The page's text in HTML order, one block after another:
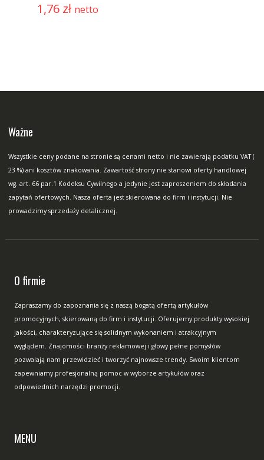
1,76 zł netto
Ważne
Wszystkie ceny podane na stronie są cenami netto i nie zawierają podatku VAT (
23 %) ani kosztów znakowania. Zawartość strony nie stanowi oferty handlowej
wg. art. 66 par.1 Kodeksu Cywilnego a jedynie jest zaproszeniem do składania
zapytań ofertowych. Nasza oferta jest skierowana do firm i instytucji. Nie
prowadzimy sprzedaży detalicznej.
O firmie
Zapraszamy do zapoznania się z naszą bogatą ofertą artykułów
promocyjnych, skierowaną do firm i instytucji. Oferujemy produkty wysokiej
jakości, charakteryzujące się solidnym wykonaniem i atrakcyjnym
wyglądem. Znajomości branży reklamowej i głowy pełne pomysłów
pozwalają nam przewidzieć i tworzyć najnowsze trendy. Swoim klientom
zapewniamy profesjonalną pomoc w wyborze artykułów oraz
odpowiednich narzędzi promocji.
MENU